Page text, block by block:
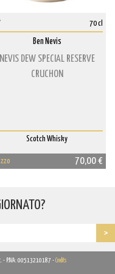
70 cl
Ben Nevis
NEVIS DEW SPECIAL RESERVE
CRUCHON
Scotch Whisky
70,00 €
- P.IVA: 00513210187 - Credits